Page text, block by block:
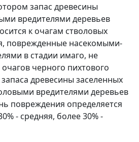
запас древесины
вредителями деревьев
к очагам стволовых
поврежденные насекомыми-
в стадии имаго, не
черного пихтового
древесины заселенных
вредителями деревьев
повреждения определяется
- средняя, более 30% -